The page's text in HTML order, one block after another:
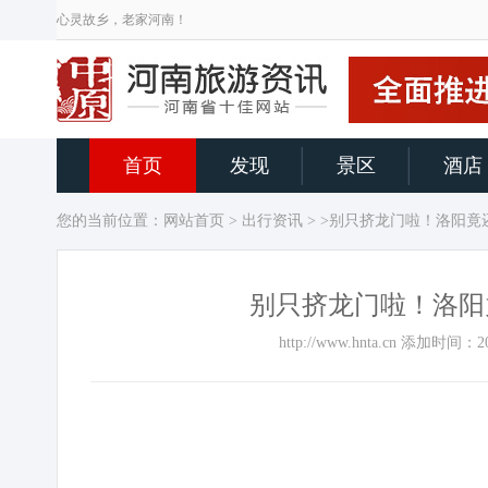
心灵故乡，老家河南！
首页 发现 景区 酒店
您的当前位置： 网站首页 > 出行资讯 > >别只挤龙门啦！洛阳竟
别只挤龙门啦！洛
http://www.hnta.cn 添加时间：